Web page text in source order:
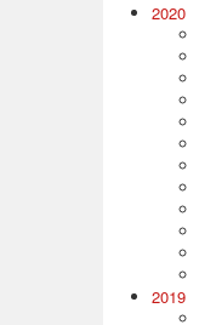
2020
2019